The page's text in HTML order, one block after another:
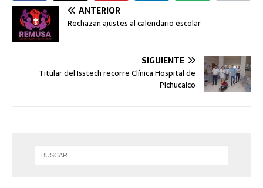
ANTERIOR
Rechazan ajustes al calendario escolar
SIGUIENTE
Titular del Isstech recorre Clínica Hospital de
Pichucalco